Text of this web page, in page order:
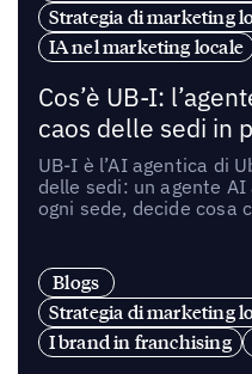
Strategia di marketing
IA nel marketing locale
Cos’è UB-I:
caos delle sedi in
UB-I è l’AI agentica di
delle sedi: un agente
ogni sede, decide cosa
Blogs
Strategia di marketing
I brand in franchising